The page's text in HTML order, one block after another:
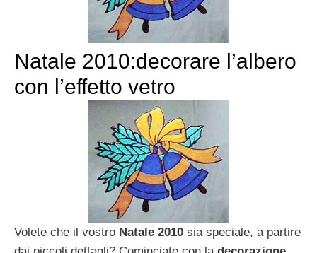
Natale 2010:decorare l’albero
con l’effetto vetro
Volete che il vostro Natale 2010 sia speciale, a partire